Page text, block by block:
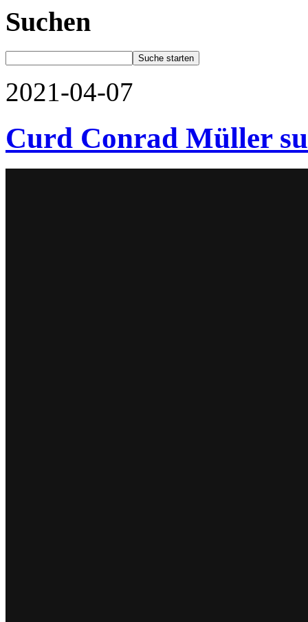
Suchen
2021-04-07
Curd Conrad Müller